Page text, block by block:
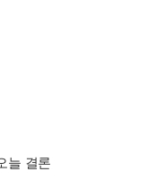
늘 결론